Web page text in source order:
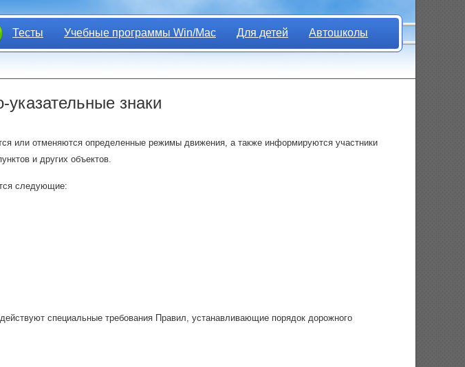
Тесты Учебные программы Win/Mac Для детей Автошколы
знаки
или отменяются определенные режимы движения, а также информируются участники
и других объектов.
следующие:
специальные требования Правил, устанавливающие порядок дорожного